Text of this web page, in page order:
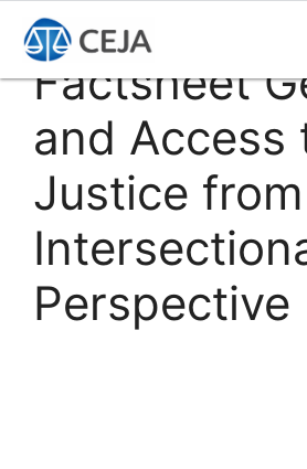
Factsheet
and Access
Justice
Perspective